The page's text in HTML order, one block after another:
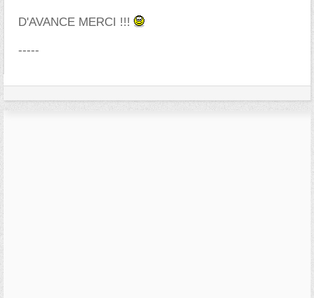
D'AVANCE MERCI !!!
-----